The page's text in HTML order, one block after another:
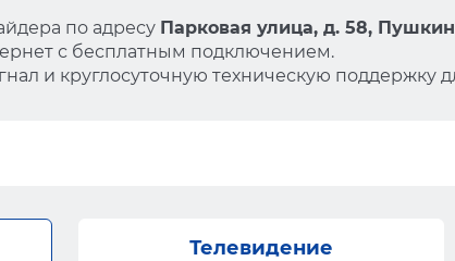
по адресу Парковая улица, д. 58, Пушкин
с бесплатным подключением.
и круглосуточную техническую поддержку
Телевидение